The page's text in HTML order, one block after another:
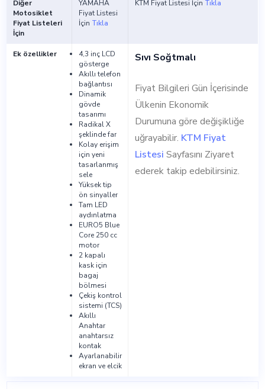
Diğer
Motosiklet
Fiyat Listeleri
İçin
YAMAHA
Fiyat Listesi
İçin Tıkla
KTM Fiyat Listesi İçin Tıkla
Ek özellikler
4,3 inç LCD
gösterge
Akıllı telefon
bağlantısı
Dinamik
gövde
tasarımı
Radikal X
şeklinde far
Kolay erişim
için yeni
tasarlanmış
sele
Yüksek tip
ön sinyaller
Tam LED
aydınlatma
EURO5 Blue
Core 250 cc
motor
2 kapalı
kask için
bagaj
bölmesi
Çekiş kontrol
sistemi (TCS)
Akıllı
Anahtar
anahtarsız
kontak
Ayarlanabilir
ekran ve elcik
Sıvı Soğtmalı
Fiyat Bilgileri Gün İçerisinde
Ülkenin Ekonomik
Durumuna göre değişikliğe
uğrayabilir. KTM Fiyat
Listesi Sayfasını Ziyaret
ederek takip edebilirsiniz.